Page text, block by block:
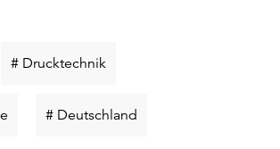
# DrucktechnikSchlüsselwort
Schlüsselwort
# Deutschland